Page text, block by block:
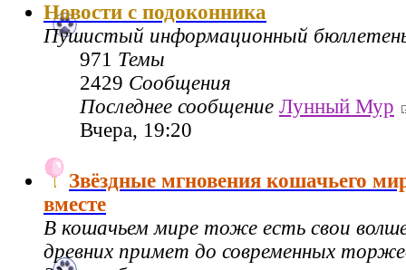
Новости с подоконника
Пушистый информационный
971 Темы
2429 Сообщения
Последнее сообщение Лунный Мур
Вчера, 19:20
Звёздные мгновения кошачьего
вместе
В кошачьем мире тоже есть свои
древних примет до современных